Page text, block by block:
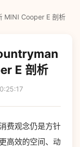
MINI Cooper E 剖析
E 剖析
费观念仍是方针
高效的空间、动